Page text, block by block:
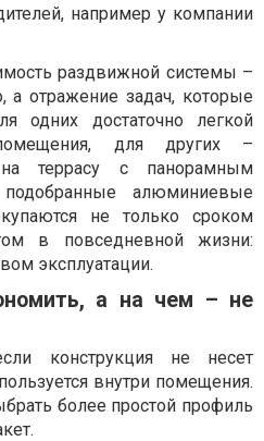
например у компании
раздвижной системы –
а отражение задач, которые
одних достаточно легкой
для других –
террасу с панорамным
подобранные алюминиевые
не только сроком
в повседневной жизни:
эксплуатации.
а на чем – не
конструкция не несет
внутри помещения.
более простой профиль